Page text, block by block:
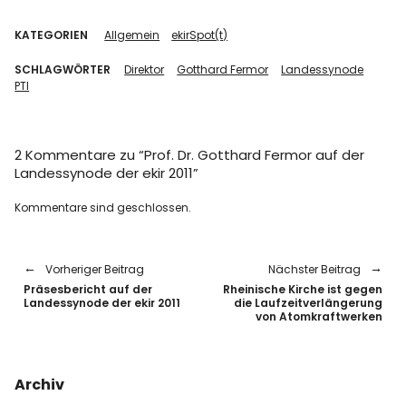
KATEGORIEN Allgemein ekirSpot(t)
SCHLAGWÖRTER Direktor Gotthard Fermor
Landessynode
PTI
2 Kommentare zu “Prof. Dr. Gotthard Fermor auf der
Landessynode der ekir 2011”
Kommentare sind geschlossen.
Vorheriger Beitrag
Präsesbericht auf der
Landessynode der ekir 2011
Nächster Beitrag
Rheinische Kirche ist gegen
die Laufzeitverlängerung
von Atomkraftwerken
Archiv